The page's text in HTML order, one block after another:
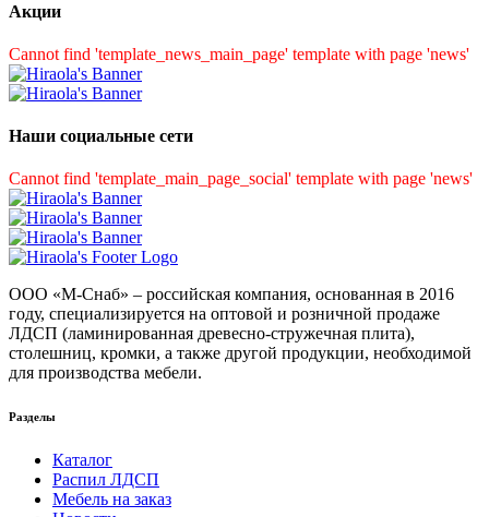
Акции
Cannot find 'template_news_main_page' template with page 'news'
Наши социальные сети
Cannot find 'template_main_page_social' template with page 'news'
ООО «М-Снаб» – российская компания, основанная в 2016
году, специализируется на оптовой и розничной продаже
ЛДСП (ламинированная древесно-стружечная плита),
столешниц, кромки, а также другой продукции, необходимой
для производства мебели.
Разделы
Каталог
Распил ЛДСП
Мебель на заказ